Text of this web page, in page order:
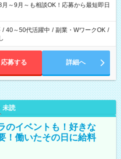
ホテルフロント/化粧品販売/など 様々な
れています♪
～9月～も相談OK！応募から最短即日
/ 40～50代活躍中 / 副業・WワークOK /
応募する 詳細へ
未読
のイベントも！好きな
！働いたその日に給料